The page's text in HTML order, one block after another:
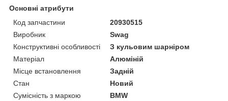
Основні атрибути
Код запчастини
20930515
Виробник
Swag
Конструктивні особливості
З кульовим шарніром
Матеріал
Алюміній
Місце встановлення
Задній
Стан
Новий
Сумісність з маркою
BMW